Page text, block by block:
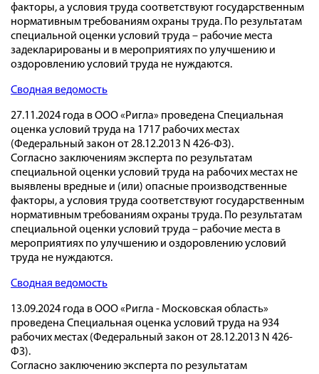
факторы, а условия труда соответствуют государственным
нормативным требованиям охраны труда. По результатам
специальной оценки условий труда – рабочие места
задекларированы и в мероприятиях по улучшению и
оздоровлению условий труда не нуждаются.
Сводная ведомость
27.11.2024 года в ООО «Ригла» проведена Специальная
оценка условий труда на 1717 рабочих местах
(Федеральный закон от 28.12.2013 N 426-ФЗ).
Согласно заключениям эксперта по результатам
специальной оценки условий труда на рабочих местах не
выявлены вредные и (или) опасные производственные
факторы, а условия труда соответствуют государственным
нормативным требованиям охраны труда. По результатам
специальной оценки условий труда – рабочие места в
мероприятиях по улучшению и оздоровлению условий
труда не нуждаются.
Сводная ведомость
13.09.2024 года в ООО «Ригла - Московская область»
проведена Специальная оценка условий труда на 934
рабочих местах (Федеральный закон от 28.12.2013 N 426-
ФЗ).
Согласно заключению эксперта по результатам